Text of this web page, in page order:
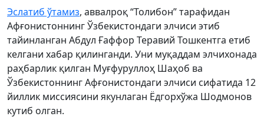
Эслатиб ўтамиз, аввалроқ “Толибон” тарафидан
Афғонистоннинг Ўзбекистондаги элчиси этиб
тайинланган Абдул Ғаффор Теравий Тошкентга етиб
келгани хабар қилинганди. Уни муқаддам элчихонада
раҳбарлик қилган Муғфуруллоҳ Шаҳоб ва
Ўзбекистоннинг Афғонистондаги элчиси сифатида 12
йиллик миссиясини якунлаган Ёдгорхўжа Шодмонов
кутиб олган.